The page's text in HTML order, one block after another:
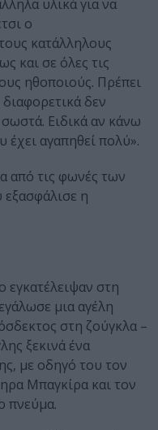
υλικά για να
ο
κατάλληλους
και σε όλες τις
ηθοποιούς. Πρέπει
δεν
Ειδικά αν κάνω
έχει αγαπηθεί πολύ».
από τις φωνές των
εξασφάλισε η
εγκατέλειψαν στη
μια αγέλη
στη ζούγκλα –
ξεκινά ένα
με οδηγό του τον
Μπαγκίρα και τον
πνεύμα.